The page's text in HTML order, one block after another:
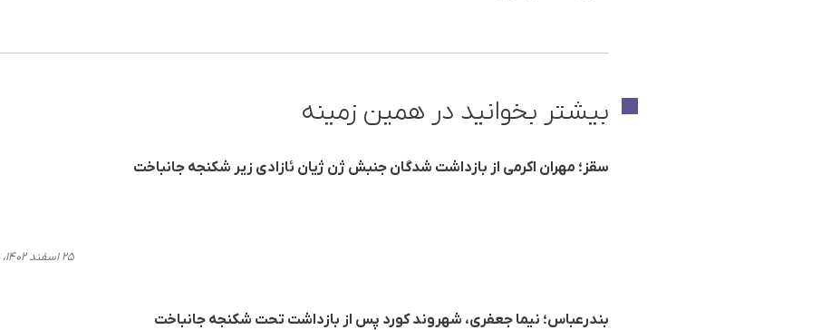
بیشتر بخوانید در همین زمینه
سقز؛ مهران اکرمی از بازداشت شدگان جنبش ژن ژیان ئازادی زیر شکنجه جانباخت
۲۵ اسفند ۱۴۰۲، ۲۱:۵۵
بندرعباس؛ نیما جعفری، شهروند کورد پس از بازداشت تحت شکنجه جانباخت